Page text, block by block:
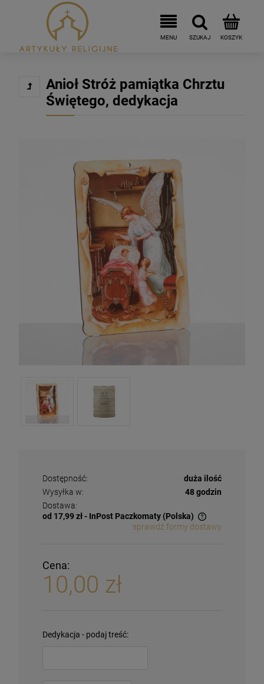
Anioł Stróż pamiątka Chrztu
Świętego, dedykacja
Dostępność:
duża ilość
Wysyłka w:
48 godzin
Dostawa:
od 17,99 zł- InPost Paczkomaty (Polska)
sprawdź formy dostawy
Cena:
10,00 zł
Dedykacja - podaj treść: